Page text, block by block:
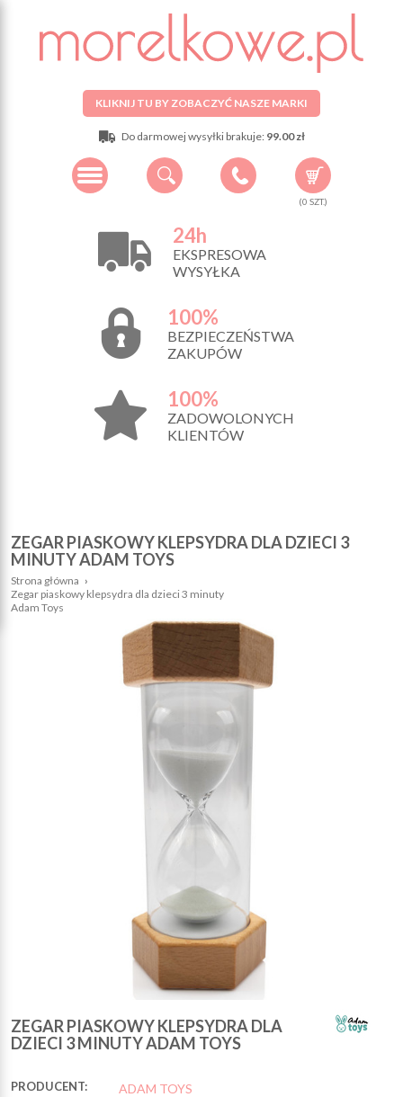
KLIKNIJ TU BY ZOBACZYĆ NASZE MARKI
Do darmowej wysyłki brakuje: 99.00 zł
(0 SZT.)
24h
EKSPRESOWA
WYSYŁKA
100%
BEZPIECZEŃSTWA
ZAKUPÓW
100%
ZADOWOLONYCH
KLIENTÓW
ZEGAR PIASKOWY KLEPSYDRA DLA DZIECI 3
MINUTY ADAM TOYS
Strona główna ›
Zegar piaskowy klepsydra dla dzieci 3 minuty
Adam Toys
ZEGAR PIASKOWY KLEPSYDRA DLA
DZIECI 3 MINUTY ADAM TOYS
PRODUCENT: ADAM TOYS